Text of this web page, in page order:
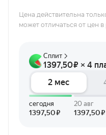
Цена действительна
может отличаться от цен